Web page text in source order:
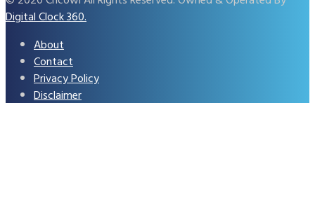
Digital Clock 360.
About
Contact
Privacy Policy
Disclaimer